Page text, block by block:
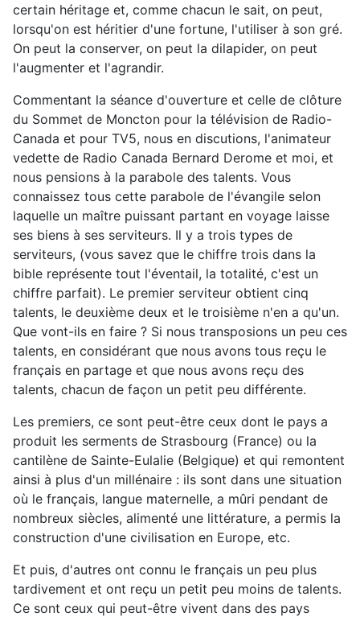
certain héritage et, comme chacun le sait, on peut,
lorsqu'on est héritier d'une fortune, l'utiliser à son gré.
On peut la conserver, on peut la dilapider, on peut
l'augmenter et l'agrandir.
Commentant la séance d'ouverture et celle de clôture
du Sommet de Moncton pour la télévision de Radio-
Canada et pour TV5, nous en discutions, l'animateur
vedette de Radio Canada Bernard Derome et moi, et
nous pensions à la parabole des talents. Vous
connaissez tous cette parabole de l'évangile selon
laquelle un maître puissant partant en voyage laisse
ses biens à ses serviteurs. Il y a trois types de
serviteurs, (vous savez que le chiffre trois dans la
bible représente tout l'éventail, la totalité, c'est un
chiffre parfait). Le premier serviteur obtient cinq
talents, le deuxième deux et le troisième n'en a qu'un.
Que vont-ils en faire ? Si nous transposions un peu ces
talents, en considérant que nous avons tous reçu le
français en partage et que nous avons reçu des
talents, chacun de façon un petit peu différente.
Les premiers, ce sont peut-être ceux dont le pays a
produit les serments de Strasbourg (France) ou la
cantilène de Sainte-Eulalie (Belgique) et qui remontent
ainsi à plus d'un millénaire : ils sont dans une situation
où le français, langue maternelle, a mûri pendant de
nombreux siècles, alimenté une littérature, a permis la
construction d'une civilisation en Europe, etc.
Et puis, d'autres ont connu le français un peu plus
tardivement et ont reçu un petit peu moins de talents.
Ce sont ceux qui peut-être vivent dans des pays